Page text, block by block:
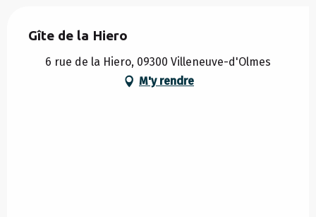
Gîte de la Hiero
6 rue de la Hiero, 09300 Villeneuve-d'Olmes
M'y rendre